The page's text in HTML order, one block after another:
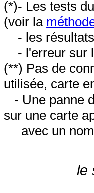
(*)- Les tests
(voir la
- les
- l'erreur sur
(**) Pas de
utilisée, carte
- Une panne
sur une carte
avec un
le